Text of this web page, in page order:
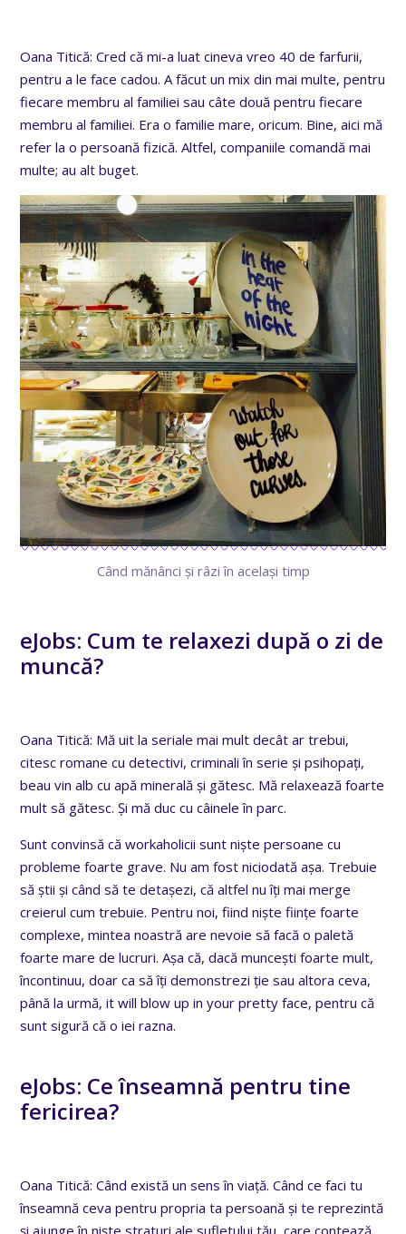
Oana Titică: Cred că mi-a luat cineva vreo 40 de farfurii,
pentru a le face cadou. A făcut un mix din mai multe, pentru
fiecare membru al familiei sau câte două pentru fiecare
membru al familiei. Era o familie mare, oricum. Bine, aici mă
refer la o persoană fizică. Altfel, companiile comandă mai
multe; au alt buget.
Când mănânci și râzi în același timp
eJobs: Cum te relaxezi după o zi de
muncă?
Oana Titică: Mă uit la seriale mai mult decât ar trebui,
citesc romane cu detectivi, criminali în serie și psihopați,
beau vin alb cu apă minerală și gătesc. Mă relaxează foarte
mult să gătesc. Și mă duc cu câinele în parc.
Sunt convinsă că workaholicii sunt niște persoane cu
probleme foarte grave. Nu am fost niciodată așa. Trebuie
să știi și când să te detașezi, că altfel nu îți mai merge
creierul cum trebuie. Pentru noi, fiind niște ființe foarte
complexe, mintea noastră are nevoie să facă o paletă
foarte mare de lucruri. Așa că, dacă muncești foarte mult,
încontinuu, doar ca să îți demonstrezi ție sau altora ceva,
până la urmă, it will blow up in your pretty face, pentru că
sunt sigură că o iei razna.
eJobs: Ce înseamnă pentru tine
fericirea?
Oana Titică: Când există un sens în viață. Când ce faci tu
înseamnă ceva pentru propria ta persoană și te reprezintă